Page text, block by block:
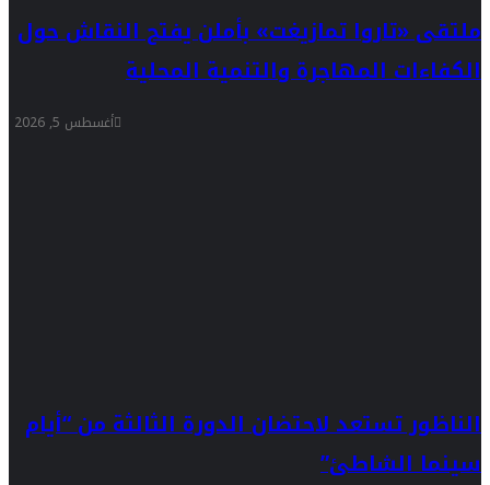
ملتقى «تاروا تمازيغت» بأملن يفتح النقاش حول
الكفاءات المهاجرة والتنمية المحلية
أغسطس 5, 2026
الناظور تستعد لاحتضان الدورة الثالثة من “أيام
سينما الشاطئ”